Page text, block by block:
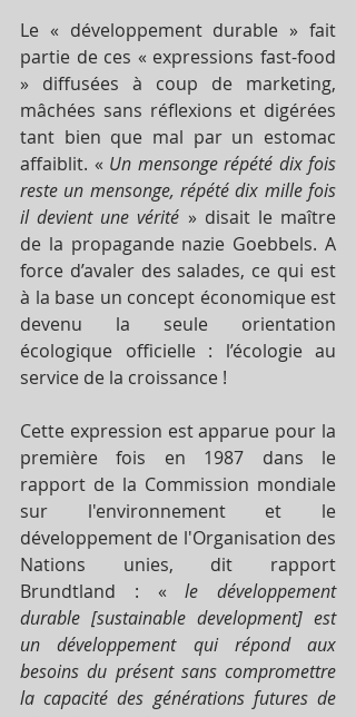
Le « développement durable » fait
partie de ces « expressions fast-food
» diffusées à coup de marketing,
mâchées sans réflexions et digérées
tant bien que mal par un estomac
affaiblit. « Un mensonge répété dix fois
reste un mensonge, répété dix mille fois
il devient une vérité » disait le maître
de la propagande nazie Goebbels. A
force d’avaler des salades, ce qui est
à la base un concept économique est
devenu la seule orientation
écologique officielle : l’écologie au
service de la croissance !
Cette expression est apparue pour la
première fois en 1987 dans le
rapport de la Commission mondiale
sur l'environnement et le
développement de l'Organisation des
Nations unies, dit rapport
Brundtland : « le développement
durable [sustainable development] est
un développement qui répond aux
besoins du présent sans compromettre
la capacité des générations futures de